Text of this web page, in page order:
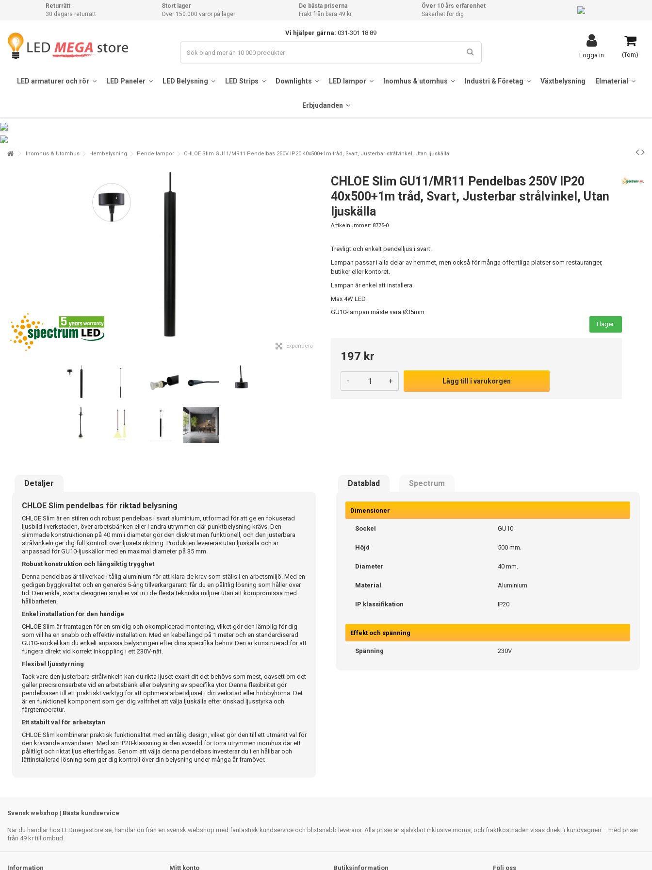
Returrätt
30 dagars returrätt
Stort lager
Över 150.000 varor på lager
De bästa priserna
Frakt från bara 49 kr.
Över 10 års erfarenhet
Säkerhet för dig
Vi hjälper gärna: 031-301 18 89
(Tom)
Logga in
LED armaturer och rör LED Paneler LED Belysning LED Strips Downlights LED lampor Inomhus & utomhus Industri & Företag Växtbelysning Elmaterial
Erbjudanden
Inomhus & Utomhus Hembelysning Pendellampor CHLOE Slim GU11/MR11 Pendelbas 250V IP20 40x500+1m tråd, Svart, Justerbar strålvinkel, Utan ljuskälla
Expandera
CHLOE Slim GU11/MR11 Pendelbas 250V IP20
40x500+1m tråd, Svart, Justerbar strålvinkel, Utan
ljuskälla
Artikelnummer: 8775-0
Trevligt och enkelt pendelljus i svart.
Lampan passar i alla delar av hemmet, men också för många offentliga platser som restauranger,
butiker eller kontoret.
Lampan är enkel att installera.
Max 4W LED.
GU10-lampan måste vara Ø35mm
I lager.
197 kr
- + Lägg till i varukorgen
Detaljer Datablad Spectrum
CHLOE Slim pendelbas för riktad belysning
CHLOE Slim är en stilren och robust pendelbas i svart aluminium, utformad för att ge en fokuserad
ljusbild i verkstaden, över arbetsbänken eller i andra utrymmen där punktbelysning krävs. Den
slimmade konstruktionen på 40 mm i diameter gör den diskret men funktionell, och den justerbara
strålvinkeln ger dig full kontroll över ljusets riktning. Produkten levereras utan ljuskälla och är
anpassad för GU10-ljuskällor med en maximal diameter på 35 mm.
Robust konstruktion och långsiktig trygghet
Denna pendelbas är tillverkad i tålig aluminium för att klara de krav som ställs i en arbetsmiljö. Med en
gedigen byggkvalitet och en generös 5-årig tillverkargaranti får du en pålitlig lösning som håller över
tid. Den enkla, svarta designen smälter väl in i de flesta tekniska miljöer utan att kompromissa med
hållbarheten.
Enkel installation för den händige
CHLOE Slim är framtagen för en smidig och okomplicerad montering, vilket gör den lämplig för dig
som vill ha en snabb och effektiv installation. Med en kabellängd på 1 meter och en standardiserad
GU10-sockel kan du enkelt anpassa belysningen efter dina specifika behov. Den är konstruerad för att
fungera direkt vid korrekt inkoppling i ett 230V-nät.
Flexibel ljusstyrning
Tack vare den justerbara strålvinkeln kan du rikta ljuset exakt dit det behövs som mest, oavsett om det
gäller precisionsarbete vid en arbetsbänk eller belysning av specifika ytor. Denna flexibilitet gör
pendelbasen till ett praktiskt verktyg för att optimera arbetsljuset i din verkstad eller hobbyhörna. Det
är en funktionell komponent som ger dig valfrihet att välja ljuskälla efter önskad ljusstyrka och
färgtemperatur.
Ett stabilt val för arbetsytan
CHLOE Slim kombinerar praktisk funktionalitet med en tålig design, vilket gör den till ett utmärkt val för
den krävande användaren. Med sin IP20-klassning är den avsedd för torra utrymmen inomhus där ett
pålitligt och riktat ljus efterfrågas. Genom att välja denna pendelbas investerar du i en hållbar och
lättinstallerad lösning som ger dig kontroll över din belysning under många år framöver.
Dimensioner
Sockel GU10
Höjd 500 mm.
Diameter 40 mm.
Material Aluminium
IP klassifikation IP20
Effekt och spänning
Spänning 230V
Svensk webshop | Bästa kundservice
När du handlar hos LEDmegastore.se, handlar du från en svensk webshop med fantastisk kundservice och blixtsnabb leverans. Alla priser är självklart inklusive moms, och fraktkostnaden visas direkt i kundvagnen – med priser
från 49 kr till ombud.
Information Mitt konto Butiksinformation Följ oss